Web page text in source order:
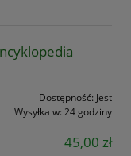
Dostępność: Jest
Wysyłka w: 24 godziny
45,00 zł